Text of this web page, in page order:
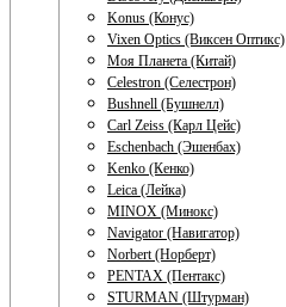
Konus (Конус)
Vixen Optics (Виксен Оптикс)
Моя Планета (Китай)
Celestron (Селестрон)
Bushnell (Бушнелл)
Carl Zeiss (Карл Цейс)
Eschenbach (Эшенбах)
Kenko (Кенко)
Leica (Лейка)
MINOX (Минокс)
Navigator (Навигатор)
Norbert (Норберт)
PENTAX (Пентакс)
STURMAN (Штурман)